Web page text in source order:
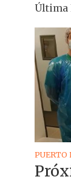
Última
PUERTO